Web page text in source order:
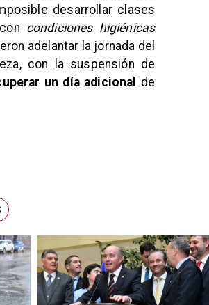
desarrollar clases
condiciones higiénicas
adelantar la jornada del
con la suspensión de
un día adicional
de